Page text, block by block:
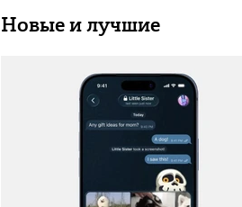
Новые и лучшие